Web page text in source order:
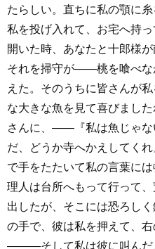
たらしい。直ちに私の顎に
私を投げ入れて、お宅へ持
開いた時、あなたと十郎様
それを掃守が――桃を喰べ
えた。そのうちに皆さんが
な大きな魚を見て喜びまし
さんに、――『私は魚じゃ
だ、どうか寺へかえしてく
で手をたたいて私の言葉に
理人は台所へもって行って、
出したが、そこには恐ろしく
の手で、彼は私を押えて、右
―――そして私は彼に叫ん